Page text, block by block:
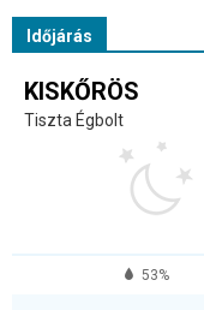
Időjárás
KISKŐRÖS
Tiszta Égbolt
53%